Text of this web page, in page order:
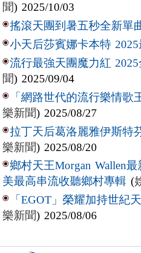
聞) 2025/10/03
搖滾天團到暑五秒全新單
小天后莎賓娜卡本特 2025
流行最強天團魔力紅
聞) 2025/09/04
「網路世代的流行樂情歌
樂新聞) 2025/08/27
拉丁天后葛洛麗雅伊斯特
樂新聞) 2025/08/20
鄉村天王Morgan Wallen
美最高串流收聽鄉村專輯 (
「EGOT」榮耀加持世紀
樂新聞) 2025/08/06